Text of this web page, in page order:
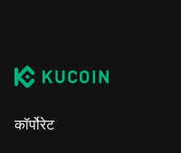
कॉर्पोरेट